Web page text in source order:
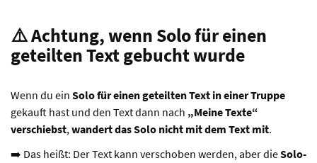
⚠️ Achtung, wenn Solo für einen
geteilten Text gebucht wurde
Wenn du ein Solo für einen geteilten Text in einer Truppe
gekauft hast und den Text dann nach „Meine Texte“
verschiebst,wandert das Solo nicht mit dem Text mit.
➡️ Das heißt: Der Text kann verschoben werden, aber dieSolo-